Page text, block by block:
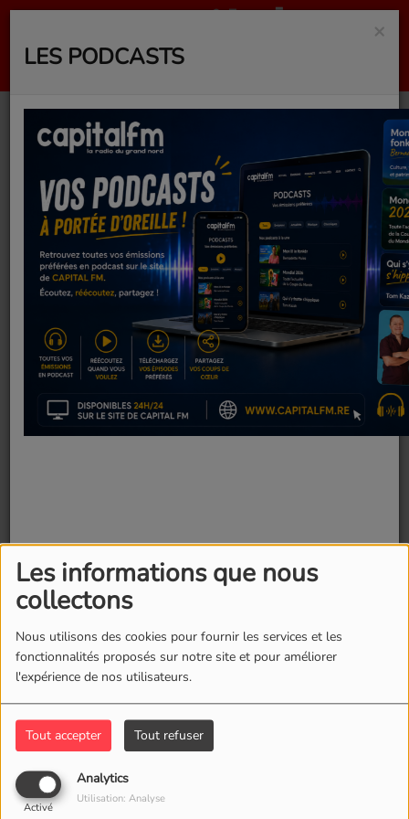
Les informations que nous
collectons
Nous utilisons des cookies pour fournir les services et les
fonctionnalités proposés sur notre site et pour améliorer
l'expérience de nos utilisateurs.
Tout accepter Tout refuser
Analytics
Activé
Utilisation: Analyse
Cilaos : pique-nique
Arc-en-Ciel ce samedi
avec l'association
Pillon
16 juin 2026 - 649 vues
Le samedi 20 juin 2026, l’association Pilon vous
donne rendez-vous à Cilaos pour la quatrième
Chaque année, cet événement vient clôturer le
Après plusieurs éditions organisées dans
×
LES PODCASTS